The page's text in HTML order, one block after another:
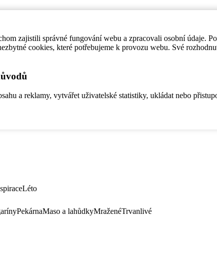
zajistili správné fungování webu a zpracovali osobní údaje.
cookies, které potřebujeme k provozu webu. Své
a reklamy, vytvářet uživatelské statistiky, ukládat nebo
Léto
PekárnaMaso a lahůdkyMraženéTrvanlivé